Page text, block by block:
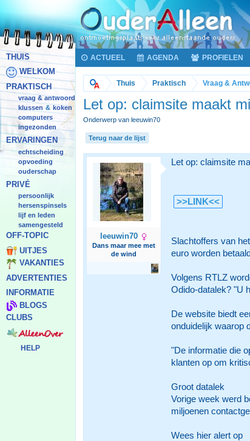
THUIS
WELKOM
PRAKTISCH
vraag & antwoord
klussen & koken
computers
ingezonden
ERVARINGEN
echtscheiding
opvoeding
ouderschap
PRIVÉ
persoonlijk
hersenspinsels
lijf en leden
samengesteld
OFF-TOPIC
UITJES
VAKANTIES
ADVERTENTIES
INFORMATIE
BLOGS
CLUBS
HELP
ACTUEEL AGENDA PROFIELEN
Thuis Praktisch Vraag &
Let op: claimsite maakt
Onderwerp van leeuwin70
Terug naar de lijst
leeuwin70
Dans maar mee met
de wind
Let op: claimsite
>>LINK<<
Slachtoffers van
euro worden
Volgens RTLZ
Odido-datalek? "U
De website biedt
onduidelijk waarop
"De informatie die
klanten op om
Groot datalek
Vorige week werd
miljoenen
Wees hier alert op